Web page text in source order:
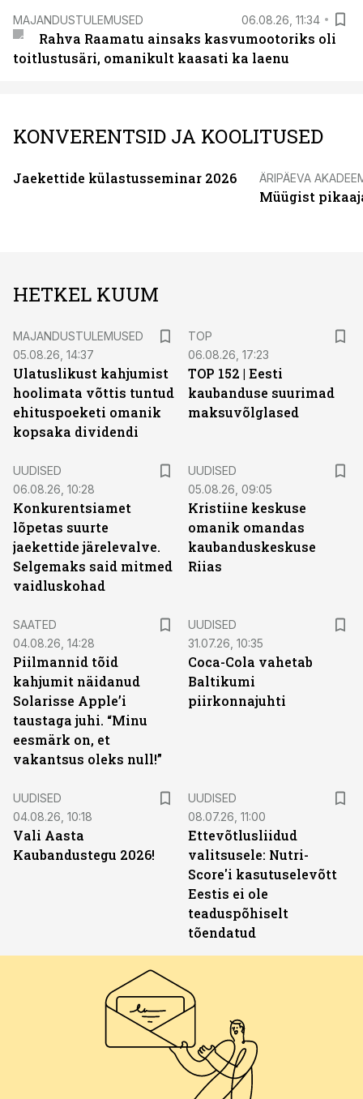
MAJANDUSTULEMUSED 06.08.26, 11:34
Rahva Raamatu ainsaks kasvumootoriks oli
toitlustusäri, omanikult kaasati ka laenu
KONVERENTSID JA KOOLITUSED
Jaekettide külastusseminar 2026 ÄRIPÄEVA
Müügist
HETKEL KUUM
MAJANDUSTULEMUSED
05.08.26, 14:37
Ulatuslikust kahjumist
hoolimata võttis tuntud
ehituspoeketi omanik
kopsaka dividendi
TOP
06.08.26, 17:23
TOP 152 | Eesti
kaubanduse suurimad
maksuvõlglased
UUDISED
06.08.26, 10:28
Konkurentsiamet
lõpetas suurte
jaekettide järelevalve.
Selgemaks said mitmed
vaidluskohad
UUDISED
05.08.26, 09:05
Kristiine keskuse
omanik omandas
kaubanduskeskuse
Riias
SAATED
04.08.26, 14:28
Piilmannid tõid
kahjumit näidanud
Solarisse Apple’i
taustaga juhi. “Minu
eesmärk on, et
vakantsus oleks null!”
UUDISED
31.07.26, 10:35
Coca-Cola vahetab
Baltikumi
piirkonnajuhti
UUDISED
04.08.26, 10:18
Vali Aasta
Kaubandustegu 2026!
UUDISED
08.07.26, 11:00
Ettevõtlusliidud
valitsusele: Nutri-
Score'i kasutuselevõtt
Eestis ei ole
teaduspõhiselt
tõendatud